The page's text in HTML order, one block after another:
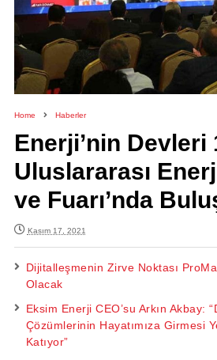
Home Haberler
Enerji’nin Devleri
Uluslararası
ve Fuarı’nda
Kasım 17, 2021
Dijitalleşmenin Zirve Noktası
Olacak
Eksim Enerji CEO’su Arkın Akbay:
Çözümlerinin Hayatımıza Girmesi
Katıyor”